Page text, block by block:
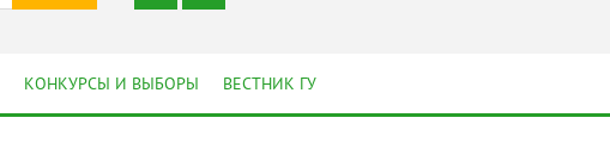
КОНКУРСЫ И ВЫБОРЫ ВЕСТНИК ГУ